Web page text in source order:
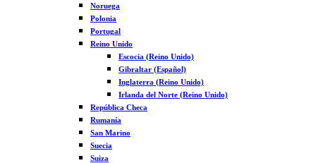
Noruega
Polonia
Portugal
Reino Unido
Escocia (Reino Unido)
Gibraltar (Español)
Inglaterra (Reino Unido)
Irlanda del Norte (Reino Unido)
República Checa
Rumanía
San Marino
Suecia
Suiza